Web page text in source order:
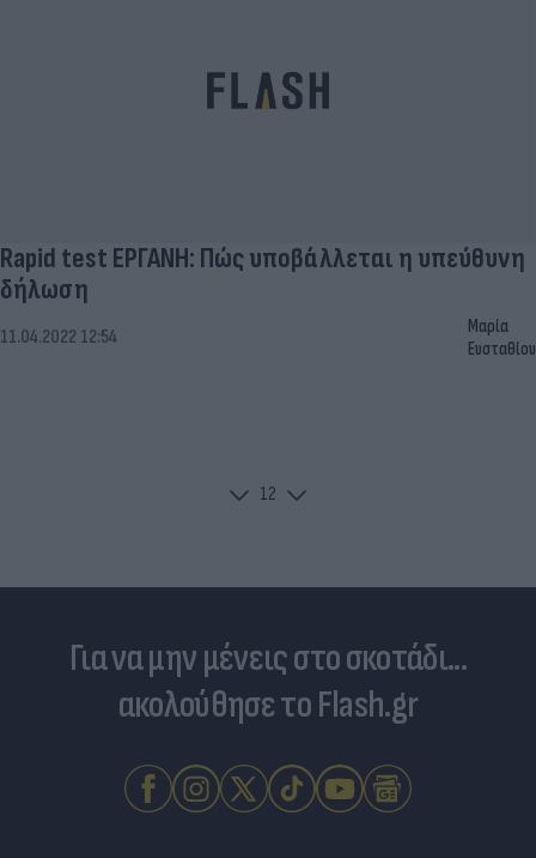
Rapid test ΕΡΓΑΝΗ: Πώς υποβάλλεται η υπεύθυνη
δήλωση
11.04.2022 12:54
Μαρία
Ευσταθίου
12
Για να μην μένεις στο σκοτάδι...
ακολούθησε το Flash.gr